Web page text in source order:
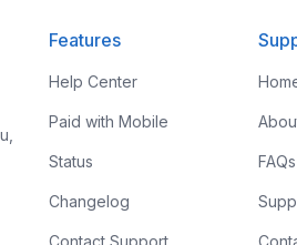
Features
Help Center
Paid with Mobile
Status
Changelog
Contact Support
FAQs